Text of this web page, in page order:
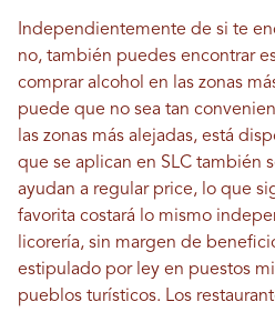
Independientemente de si te
no, también puedes encontrar
comprar alcohol en las zonas
puede que no sea tan
las zonas más alejadas, está
que se aplican en SLC también
ayudan a regular price, lo que
favorita costará lo mismo
licorería, sin margen de
estipulado por ley en puestos
pueblos turísticos. Los